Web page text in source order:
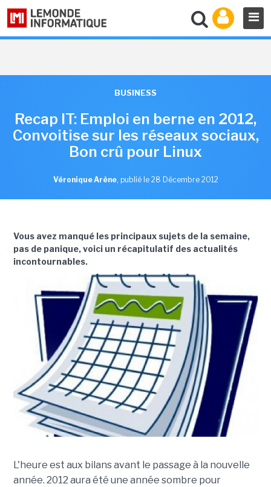
BUSINESS
Recap IT: Emploi en berne en 2012,
Convoitise sur les réseaux sociaux,
Bon crû pour Linux
Véronique Arène, publié le 28 Décembre 2012
Vous avez manqué les principaux sujets de la semaine,
pas de panique, voici un récapitulatif des actualités
incontournables.
L'heure est aux bilans avant le passage à la nouvelle
année. 2012 aura été une année sombre pour